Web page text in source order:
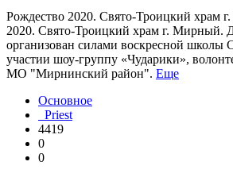
Рождество 2020. Свято-Троицкий храм
2020. Свято-Троицкий храм г. Мирный.
организован силами воскресной школы
участии шоу-группу «Чударики»,
МО "Мирнинский район". Еще
Основное
Priest
4419
0
0